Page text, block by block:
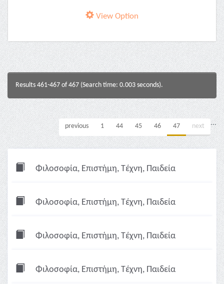
View Option
Results 461-467 of 467 (Search time: 0.003 seconds).
previous 1 ...
44 45 46 47 next
Φιλοσοφία, Επιστήμη, Τέχνη, Παιδεία
Φιλοσοφία, Επιστήμη, Τέχνη, Παιδεία
Φιλοσοφία, Επιστήμη, Τέχνη, Παιδεία
Φιλοσοφία, Επιστήμη, Τέχνη, Παιδεία